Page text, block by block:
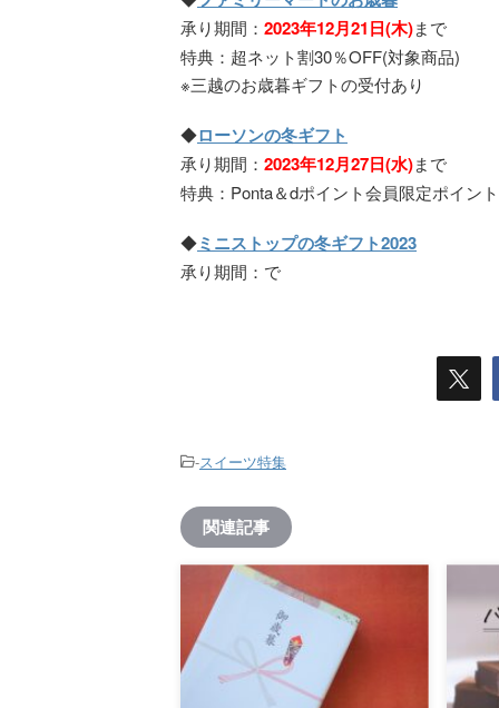
承り期間： 2023年12月21日(木)まで
特典：超ネット割30％OFF(対象商品)
※三越のお歳暮ギフトの受付あり
◆ローソンの冬ギフト
承り期間： 2023年12月27日(水)まで
特典：Ponta＆dポイント会員限定ポイン
◆ミニストップの冬ギフト2023
承り期間：で
-スイーツ特集
関連記事